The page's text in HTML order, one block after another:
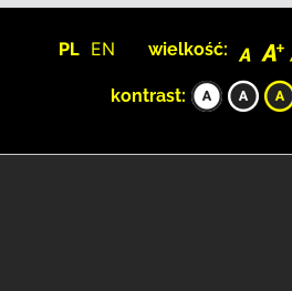
PL EN wielkość:
kontrast: